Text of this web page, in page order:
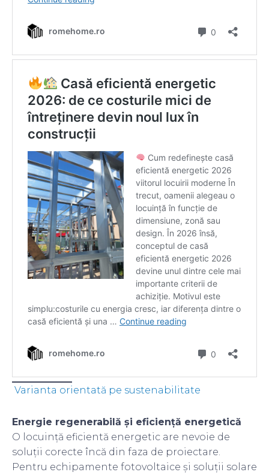
Varianta orientată pe sustenabilitate
Energie regenerabilă și eficiență energetică
O locuință eficientă energetic are nevoie de
soluții corecte încă din faza de proiectare.
Pentru echipamente fotovoltaice și soluții solare